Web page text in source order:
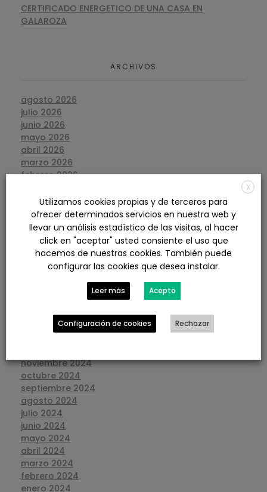
CERTIFICADO ENERGETICO DE UNA CASA EN
GALAROZA
ARCHIVOS
agosto 2026
julio 2026
junio 2026
mayo 2026
abril 2026
marzo 2026
febrero 2026
diciembre 2025
noviembre 2025
octubre 2025
septiembre 2025
agosto 2025
julio 2025
marzo 2025
febrero 2025
noviembre 2024
octubre 2024
septiembre 2024
agosto 2024
julio 2024
junio 2024
mayo 2024
abril 2024
marzo 2024
febrero 2024
enero 2024
X
Utilizamos cookies propias y de terceros para
ofrecer determinados servicios en nuestra web y
llevar un análisis estadístico de las visitas, al hacer
click en "aceptar" usted consiente el uso que
hacemos de nuestras cookies. También puede
configurar las cookies que desea instalar.
Leer más Acepto
Configuración de cookies Rechazar